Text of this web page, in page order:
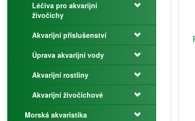
Léčiva pro akvarijní
živočichy
Akvarijní příslušenství
Úprava akvarijní vody
Akvarijní rostliny
Akvarijní živočichové
Morská akvaristika